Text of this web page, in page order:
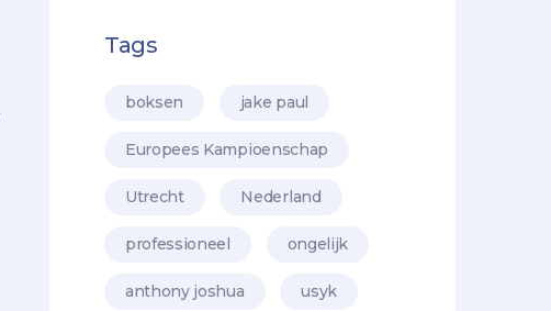
Tags
boksen jake paul
Europees Kampioenschap
Utrecht Nederland
professioneel ongelijk
anthony joshua usyk